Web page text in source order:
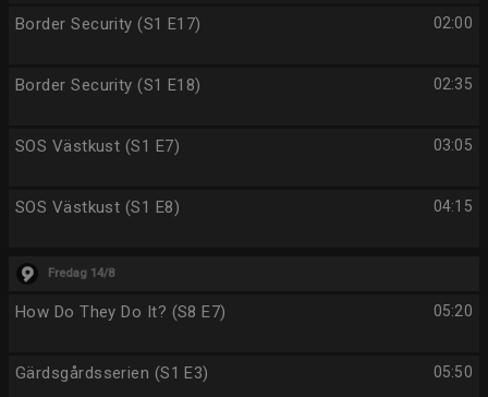
02:00
Border Security (S1 E17)
02:35
Border Security (S1 E18)
03:05
SOS Västkust (S1 E7)
04:15
SOS Västkust (S1 E8)
Fredag 14/8
05:20
How Do They Do It? (S8 E7)
05:50
Gärdsgårdsserien (S1 E3)